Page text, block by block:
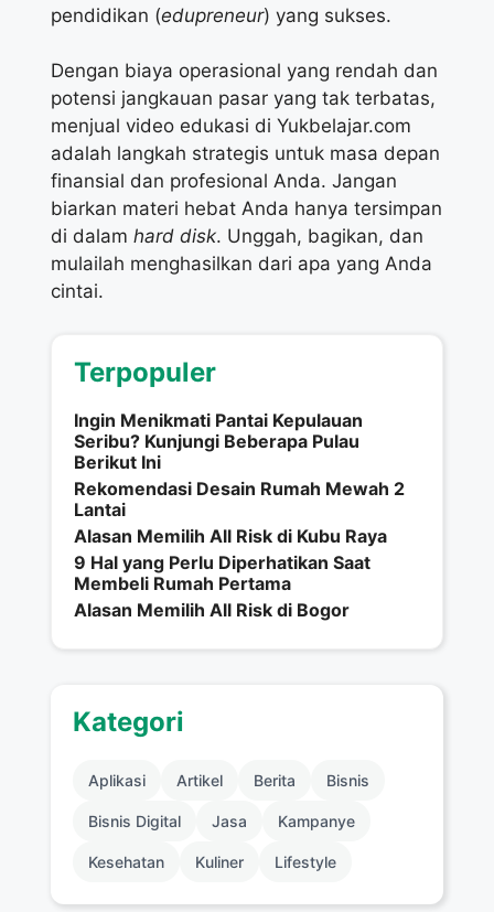
pendidikan (edupreneur) yang sukses.
Dengan biaya operasional yang rendah dan
potensi jangkauan pasar yang tak terbatas,
menjual video edukasi di Yukbelajar.com
adalah langkah strategis untuk masa depan
finansial dan profesional Anda. Jangan
biarkan materi hebat Anda hanya tersimpan
di dalam hard disk. Unggah, bagikan, dan
mulailah menghasilkan dari apa yang Anda
cintai.
Terpopuler
Ingin Menikmati Pantai Kepulauan
Seribu? Kunjungi Beberapa Pulau
Berikut Ini
Rekomendasi Desain Rumah Mewah 2
Lantai
Alasan Memilih All Risk di Kubu Raya
9 Hal yang Perlu Diperhatikan Saat
Membeli Rumah Pertama
Alasan Memilih All Risk di Bogor
Kategori
Aplikasi Artikel Berita Bisnis
Bisnis Digital Jasa Kampanye
Kesehatan Kuliner Lifestyle